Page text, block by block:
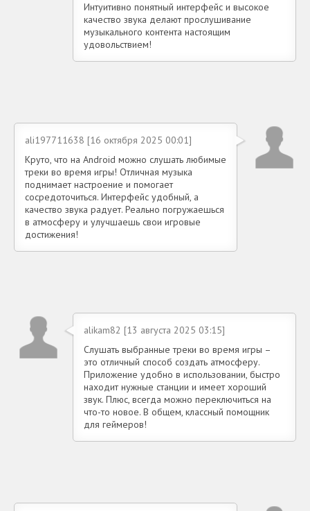
Интуитивно понятный интерфейс и высокое
качество звука делают прослушивание
музыкального контента настоящим
удовольствием!
ali197711638 [16 октября 2025 00:01]
Круто, что на Android можно слушать любимые
треки во время игры! Отличная музыка
поднимает настроение и помогает
сосредоточиться. Интерфейс удобный, а
качество звука радует. Реально погружаешься
в атмосферу и улучшаешь свои игровые
достижения!
alikam82 [13 августа 2025 03:15]
Слушать выбранные треки во время игры –
это отличный способ создать атмосферу.
Приложение удобно в использовании, быстро
находит нужные станции и имеет хороший
звук. Плюс, всегда можно переключиться на
что-то новое. В общем, классный помощник
для геймеров!